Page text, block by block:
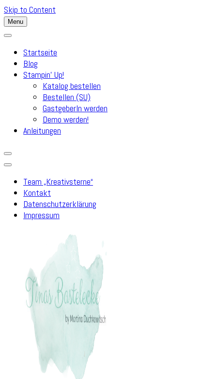
Skip to Content
Menu
Startseite
Blog
Stampin’ Up!
Katalog bestellen
Bestellen (SU)
GastgeberIn werden
Demo werden!
Anleitungen
Team „Kreativsterne“
Kontakt
Datenschutzerklärung
Impressum